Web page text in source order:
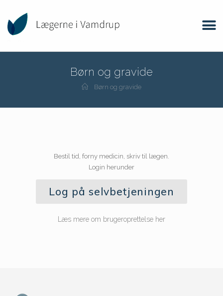
Børn og gravide
Børn og gravide
Bestil tid, forny medicin, skriv til lægen.
Login herunder
Log på selvbetjeningen
Læs mere om brugeroprettelse her